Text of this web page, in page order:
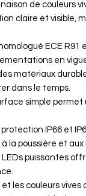
de couleurs
claire et visible,
ECE R91
en
matériaux
dans le temps.
simple permet
IP66 et
la poussière et aux
LEDs puissantes
les couleurs vives